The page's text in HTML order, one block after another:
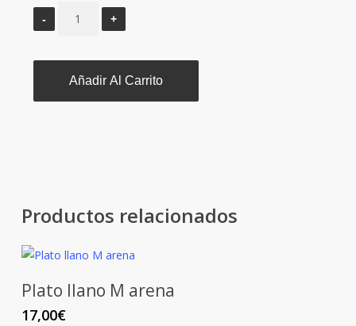
Añadir Al Carrito
Productos relacionados
Plato llano M arena
17,00€